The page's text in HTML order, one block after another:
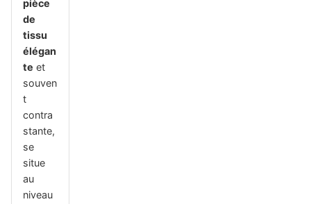
pièce
de
tissu
élégan
te et
souven
t
contra
stante,
se
situe
au
niveau